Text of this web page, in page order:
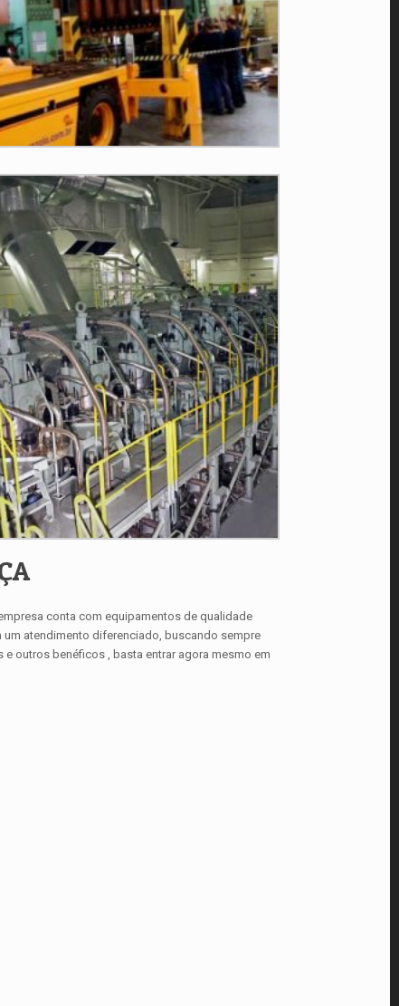
conta com equipamentos de qualidade
atendimento diferenciado, buscando sempre
outros benéficos , basta entrar agora mesmo em